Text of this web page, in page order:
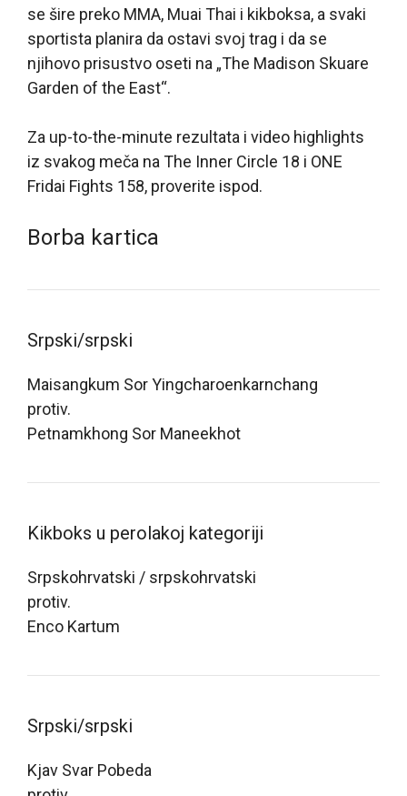
se šire preko MMA, Muai Thai i kikboksa, a svaki
sportista planira da ostavi svoj trag i da se
njihovo prisustvo oseti na „The Madison Skuare
Garden of the East“.
Za up-to-the-minute rezultata i video highlights
iz svakog meča na The Inner Circle 18 i ONE
Fridai Fights 158, proverite ispod.
Borba kartica
Srpski/srpski
Maisangkum Sor Yingcharoenkarnchang
protiv.
Petnamkhong Sor Maneekhot
Kikboks u perolakoj kategoriji
Srpskohrvatski / srpskohrvatski
protiv.
Enco Kartum
Srpski/srpski
Kjav Svar Pobeda